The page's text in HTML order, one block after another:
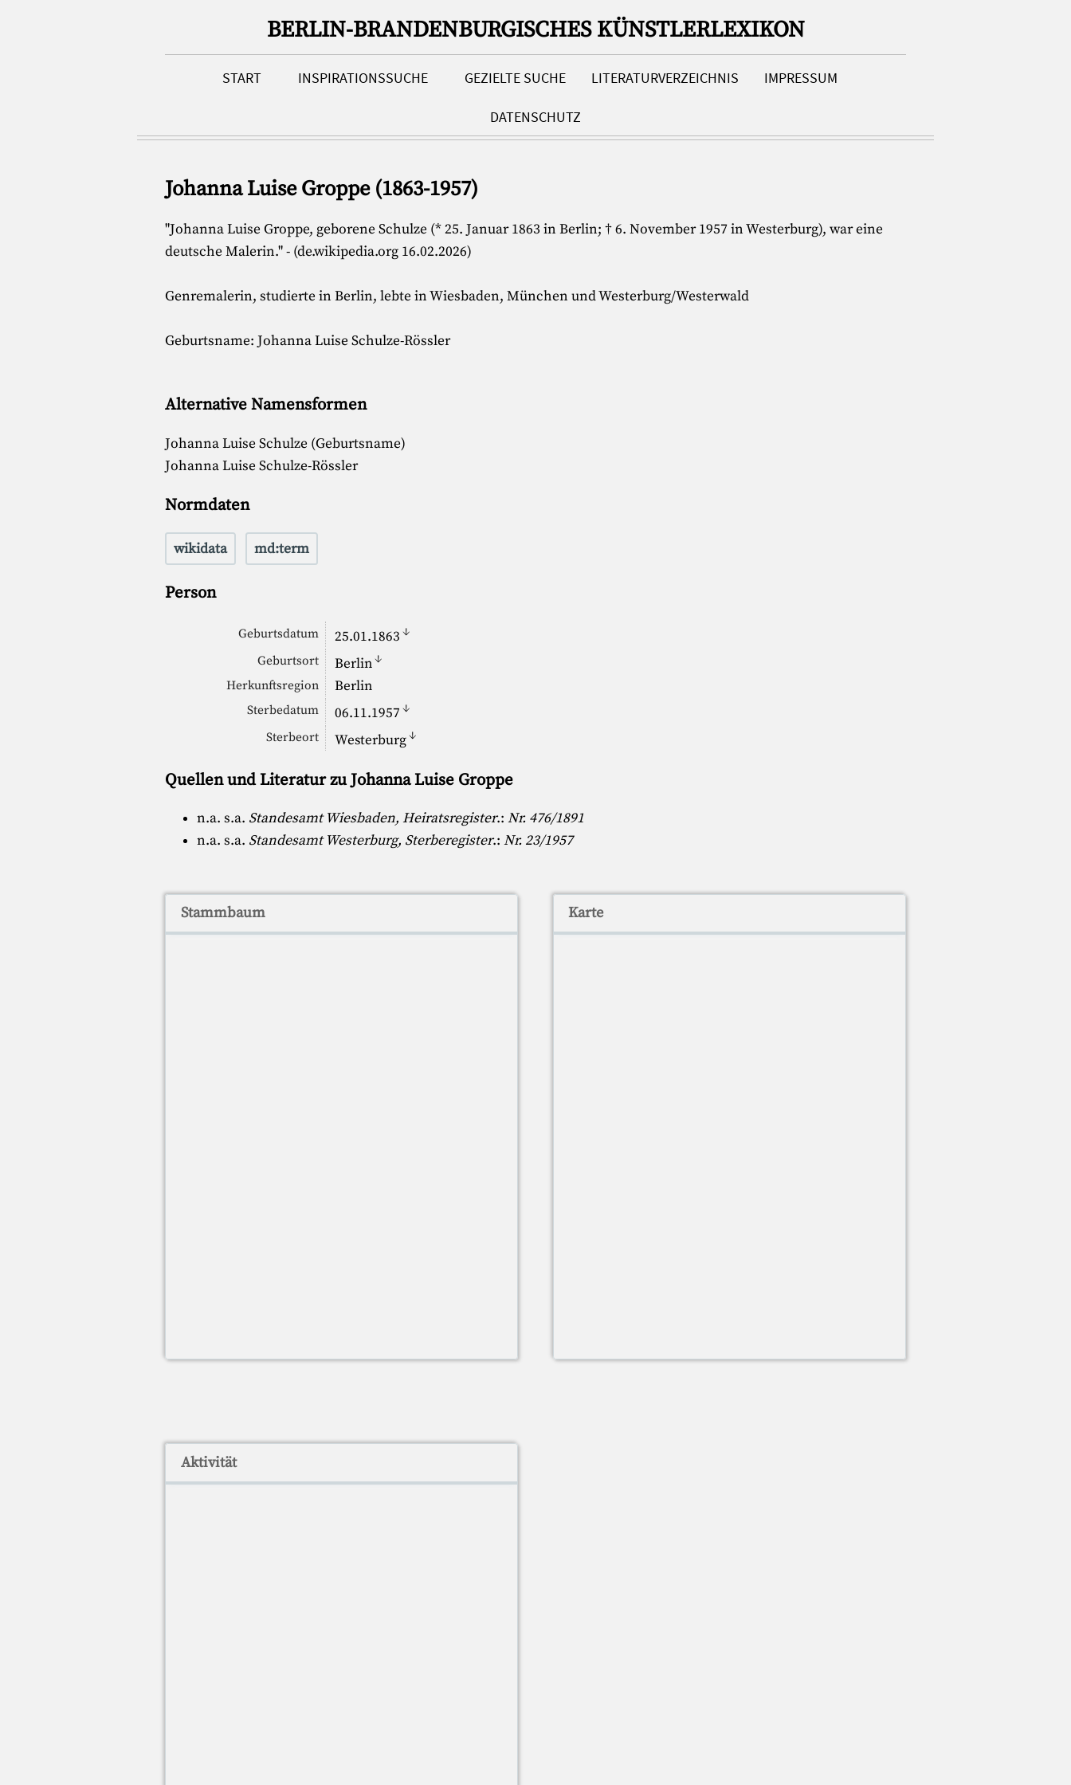
BERLIN-BRANDENBURGISCHES KÜNSTLERLEXIKON
START INSPIRATIONSSUCHE GEZIELTE SUCHE LITERATURVERZEICHNIS IMPRESSUM
DATENSCHUTZ
Johanna Luise Groppe (1863-1957)
"Johanna Luise Groppe, geborene Schulze (* 25. Januar 1863 in Berlin; † 6. November 1957 in Westerburg), war eine
deutsche Malerin." - (de.wikipedia.org 16.02.2026)
Genremalerin, studierte in Berlin, lebte in Wiesbaden, München und Westerburg/Westerwald
Geburtsname: Johanna Luise Schulze-Rössler
Alternative Namensformen
Johanna Luise Schulze (Geburtsname)
Johanna Luise Schulze-Rössler
Normdaten
wikidata md:term
Person
Geburtsdatum 25.01.1863 ↓
Geburtsort Berlin↓
Herkunftsregion Berlin
Sterbedatum 06.11.1957 ↓
Sterbeort Westerburg↓
Quellen und Literatur zu Johanna Luise Groppe
n.a. s.a. Standesamt Wiesbaden, Heiratsregister.:Nr. 476/1891
n.a. s.a. Standesamt Westerburg, Sterberegister.:Nr. 23/1957
Stammbaum Karte
Aktivität